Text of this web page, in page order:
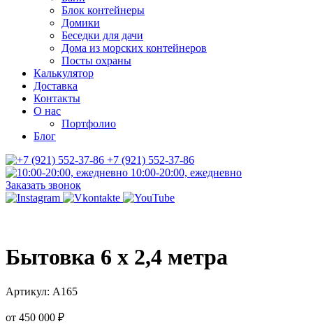
Блок контейнеры
Домики
Беседки для дачи
Дома из морских контейнеров
Посты охраны
Калькулятор
Доставка
Контакты
О нас
Портфолио
Блог
+7 (921) 552-37-86
10:00-20:00, ежедневно
Заказать звонок
Бытовка 6 х 2,4 метра
Артикул: А165
от 450 000 ₽